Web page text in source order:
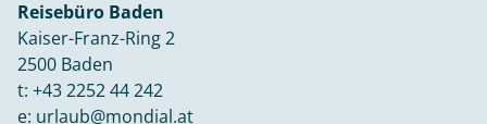
Reisebüro Baden
Kaiser-Franz-Ring 2
2500 Baden
t: +43 2252 44 242
e: urlaub@mondial.at